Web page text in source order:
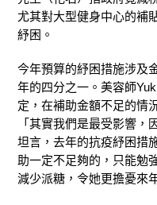
尤其對大型健身中心的補
紓困。
今年預算的紓困措施涉及
年的四分之一。美容師
定，在補助金額不足的情
「其實我們是最受影響，
坦言，去年的抗疫紓困措
助一定不足夠的，只能勉
減少派糖，令她更擔憂來